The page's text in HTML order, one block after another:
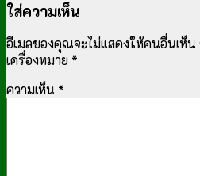
ใส่ความเห็น
อีเมลของคุณจะไม่แสดงให้คนอื่นเห็น
เครื่องหมาย *
ความเห็น *